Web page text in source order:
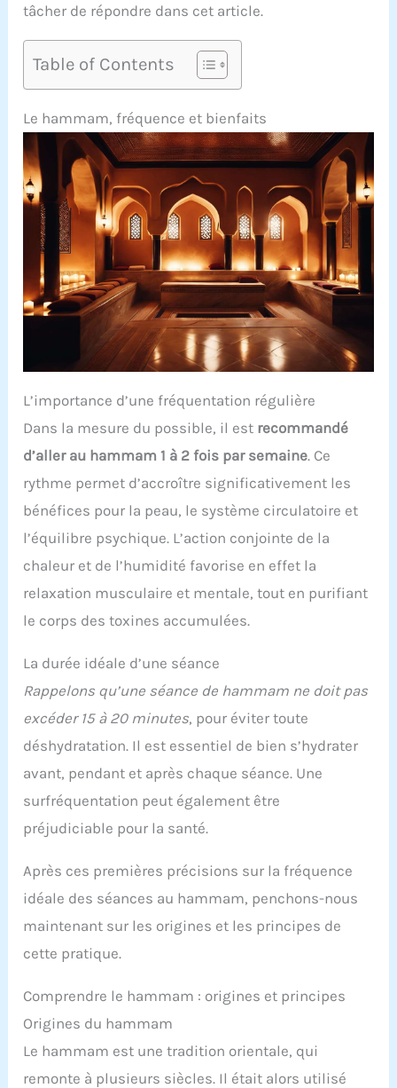
tâcher de répondre dans cet article.
Table of Contents
Le hammam, fréquence et bienfaits
L’importance d’une fréquentation régulière
Dans la mesure du possible, il est recommandé
d’aller au hammam 1 à 2 fois par semaine. Ce
rythme permet d’accroître significativement les
bénéfices pour la peau, le système circulatoire et
l’équilibre psychique. L’action conjointe de la
chaleur et de l’humidité favorise en effet la
relaxation musculaire et mentale, tout en purifiant
le corps des toxines accumulées.
La durée idéale d’une séance
Rappelons qu’une séance de hammam ne doit pas
excéder 15 à 20 minutes, pour éviter toute
déshydratation. Il est essentiel de bien s’hydrater
avant, pendant et après chaque séance. Une
surfréquentation peut également être
préjudiciable pour la santé.
Après ces premières précisions sur la fréquence
idéale des séances au hammam, penchons-nous
maintenant sur les origines et les principes de
cette pratique.
Comprendre le hammam : origines et principes
Origines du hammam
Le hammam est une tradition orientale, qui
remonte à plusieurs siècles. Il était alors utilisé